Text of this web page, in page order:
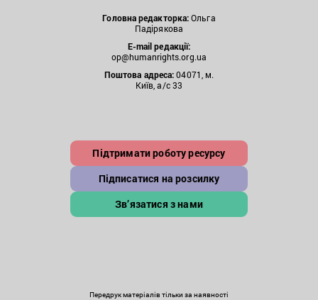
Головна редакторка:Ольга
Падірякова
E-mail редакції:
op@humanrights.org.ua
Поштова адреса:04071, м.
Київ, а/с 33
Підтримати роботу ресурсу
Підписатися на розсилку
Зв’язатися з нами
Передрук матеріалів тільки за наявності